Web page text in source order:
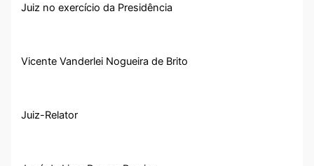
Juiz no exercício da Presidência
Vicente Vanderlei Nogueira de Brito
Juiz-Relator